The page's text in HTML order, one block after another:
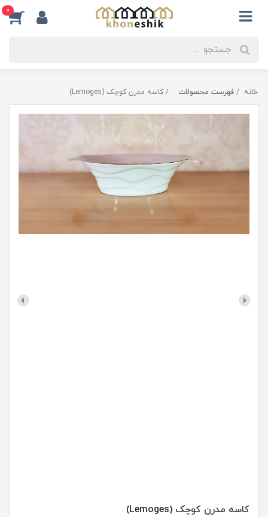
0
خانه فهرست محصولات کاسه مدرن کوچک (Lemoges)
کاسه مدرن کوچک (Lemoges)